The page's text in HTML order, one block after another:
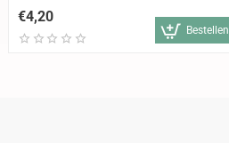
€4,20
Bestellen